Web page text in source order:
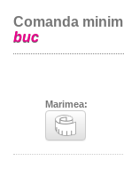
Comanda minim
buc
Marimea: